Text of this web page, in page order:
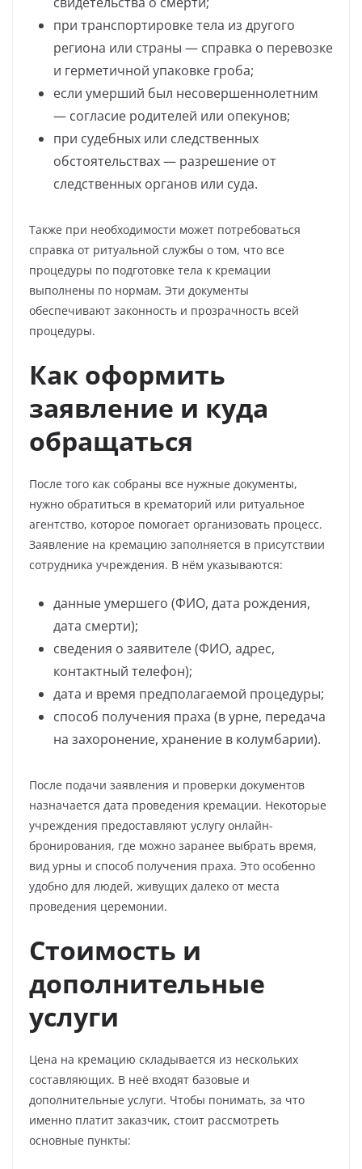
при транспортировке тела из другого
региона или страны — справка о перевозке
и герметичной упаковке гроба;
если умерший был несовершеннолетним
— согласие родителей или опекунов;
при судебных или следственных
обстоятельствах — разрешение от
следственных органов или суда.
Также при необходимости может потребоваться
справка от ритуальной службы о том, что все
процедуры по подготовке тела к кремации
выполнены по нормам. Эти документы
обеспечивают законность и прозрачность всей
процедуры.
Как оформить
заявление и куда
обращаться
После того как собраны все нужные документы,
нужно обратиться в крематорий или ритуальное
агентство, которое помогает организовать процесс.
Заявление на кремацию заполняется в присутствии
сотрудника учреждения. В нём указываются:
данные умершего (ФИО, дата рождения,
дата смерти);
сведения о заявителе (ФИО, адрес,
контактный телефон);
дата и время предполагаемой процедуры;
способ получения праха (в урне, передача
на захоронение, хранение в колумбарии).
После подачи заявления и проверки документов
назначается дата проведения кремации. Некоторые
учреждения предоставляют услугу онлайн-
бронирования, где можно заранее выбрать время,
вид урны и способ получения праха. Это особенно
удобно для людей, живущих далеко от места
проведения церемонии.
Стоимость и
дополнительные
услуги
Цена на кремацию складывается из нескольких
составляющих. В неё входят базовые и
дополнительные услуги. Чтобы понимать, за что
именно платит заказчик, стоит рассмотреть
основные пункты: